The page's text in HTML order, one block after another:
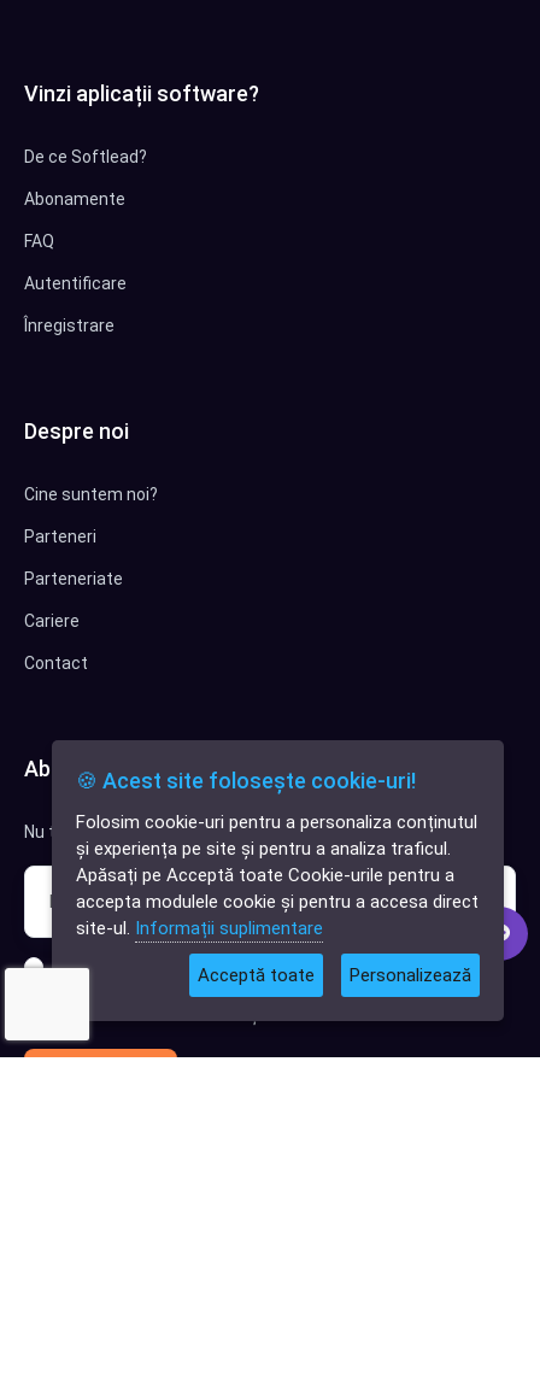
✕
Cauți o aplicație
software?
Vinzi aplicații software?
De ce Softlead?
Abonamente
FAQ
Autentificare
Înregistrare
Despre noi
Cine suntem noi?
Parteneri
Parteneriate
Cariere
Contact
Abonează-te la newsletter
Nu trimitem spam, deci nu îți face griji.
Sunt interesat de clienți pentru compania mea IT
🍪 Acest site folosește cookie-uri!
Folosim cookie-uri pentru a personaliza conținutul
și experiența pe site și pentru a analiza traficul.
Apăsați pe Acceptă toate Cookie-urile pentru a
accepta modulele cookie și pentru a accesa direct
site-ul. Informații suplimentare
Acceptă toate Personalizează